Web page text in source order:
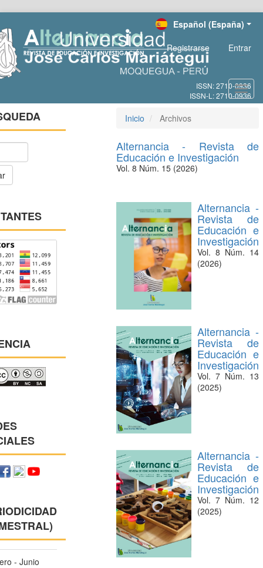
rápido
al
contenido
de
la
principal
Contenido
Barra
lateral
Español (España)
Registrarse
Entrar
Inicio
Archivos
Alternancia - Revista de
Educación e Investigación
Vol. 8 Núm. 15 (2026)
Alternancia -
Revista de
Educación e
Investigación
Vol. 8 Núm. 14
(2026)
Alternancia -
Revista de
Educación e
Investigación
Vol. 7 Núm. 13
(2025)
Alternancia -
Revista de
Educación e
Investigación
Vol. 7 Núm. 12
(2025)
- Junio